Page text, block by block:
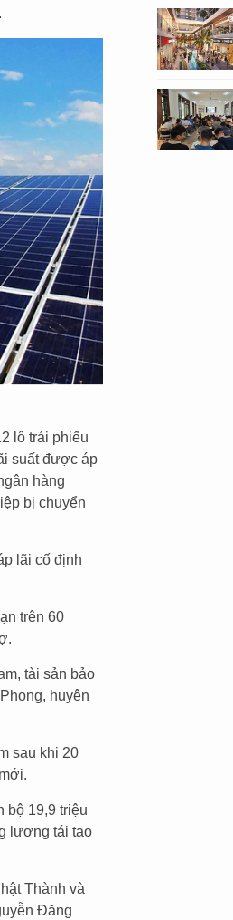
lô trái phiếu
suất được áp
hàng
bị chuyển
lãi cố định
trên 60
tài sản bảo
huyện
sau khi 20
bộ 19,9 triệu
lượng tái tạo
Thành và
Đăng